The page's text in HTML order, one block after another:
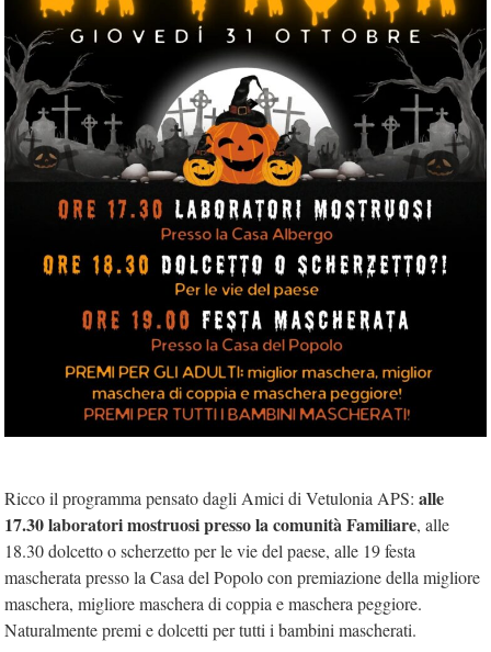
Ricco il programma pensato dagli Amici di Vetulonia APS: alle
17.30 laboratori mostruosi presso la comunità Familiare, alle
18.30 dolcetto o scherzetto per le vie del paese, alle 19 festa
mascherata presso la Casa del Popolo con premiazione della migliore
maschera, migliore maschera di coppia e maschera peggiore.
Naturalmente premi e dolcetti per tutti i bambini mascherati.